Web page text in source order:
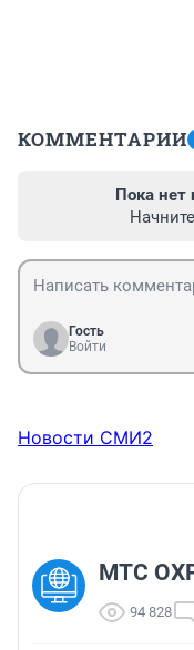
КОММЕНТАРИИ
Пока нет
Гость
Войти
Новости СМИ2
МТС
94 828